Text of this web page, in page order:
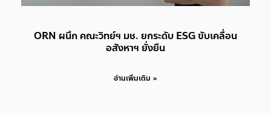
ORN ผนึก คณะวิทย์ฯ มช. ยกระดับ ESG ขับเคลื่อน
อสังหาฯ ยั่งยืน
อ่านเพิ่มเติม »